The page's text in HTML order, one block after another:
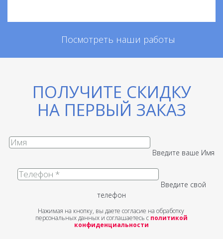
Посмотреть наши работы
ПОЛУЧИТЕ СКИДКУ
НА ПЕРВЫЙ ЗАКАЗ
Введите ваше Имя
Введите свой
телефон
Нажимая на кнопку, вы даете согласие на обработку
персональных данных и соглашаетесь с политикой
конфиденциальности